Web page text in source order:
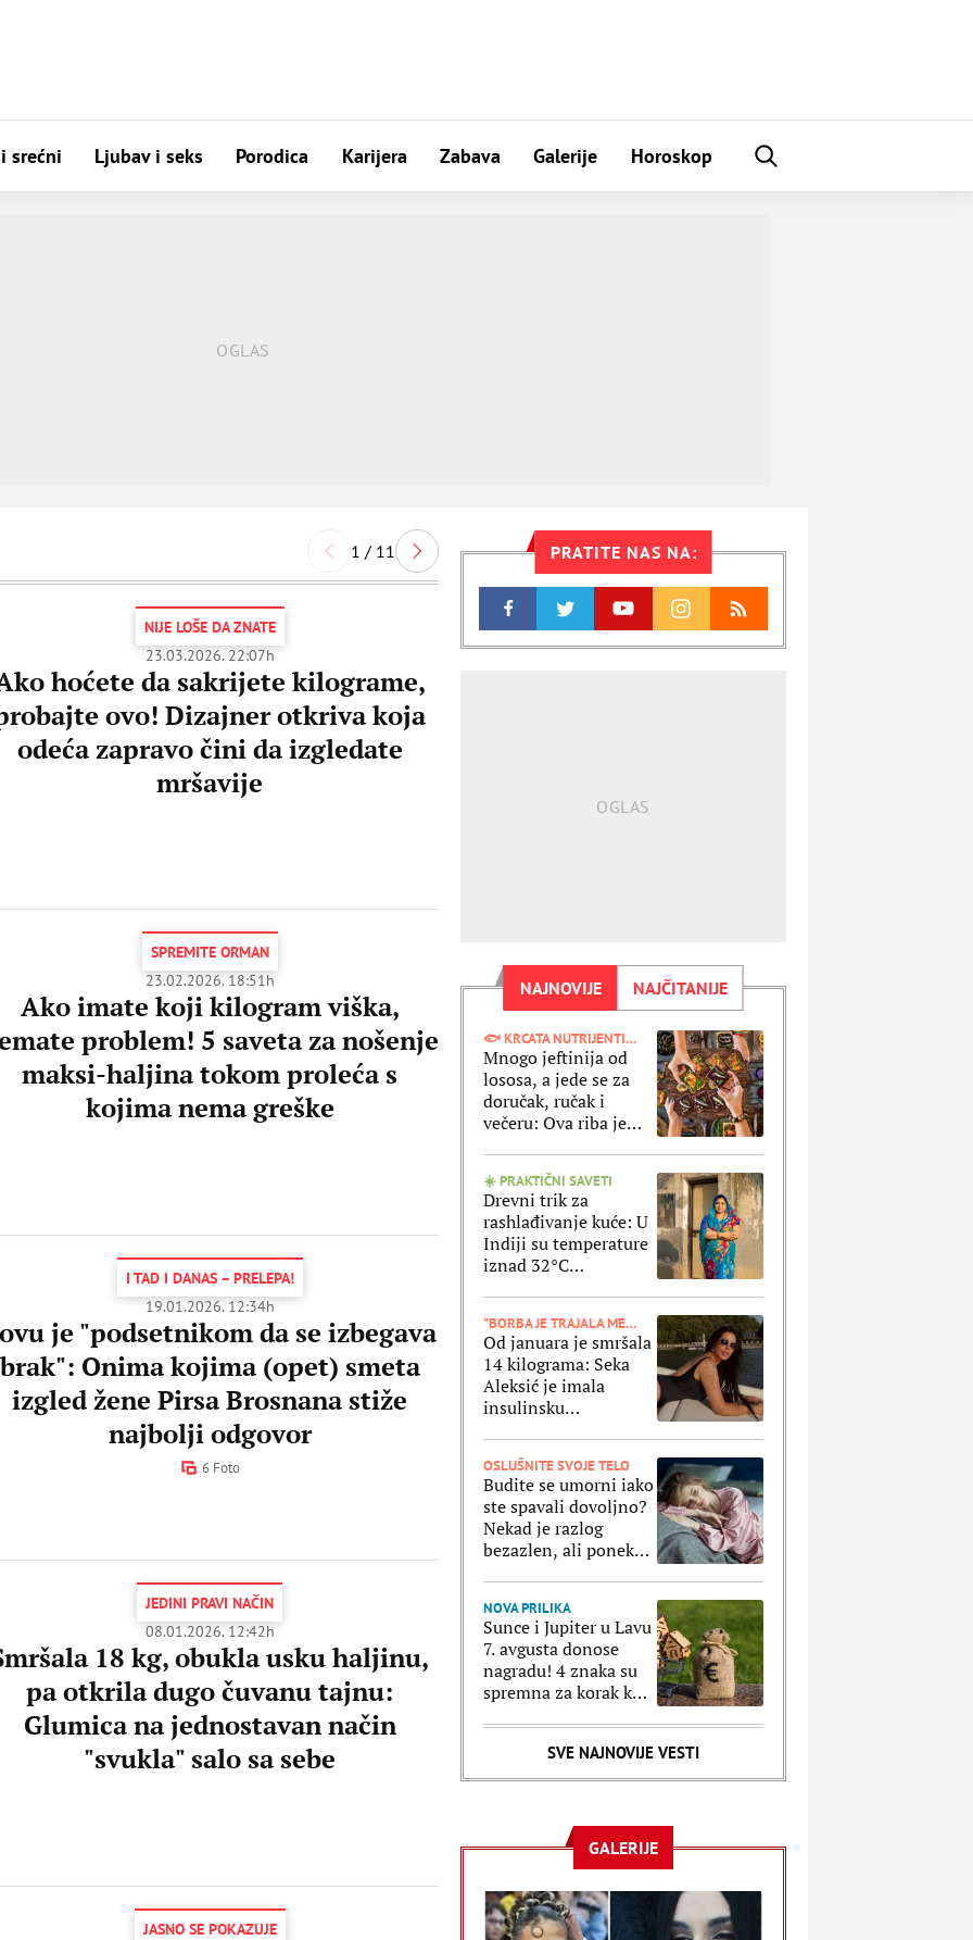
srećni Ljubav i seks Porodica Karijera Zabava Galerije Horoskop
1 / 11
NIJE LOŠE DA ZNATE
23.03.2026. 22:07h
hoćete da sakrijete kilograme,
ovo! Dizajner otkriva koja
odeća zapravo čini da izgledate
mršavije
SPREMITE ORMAN
23.02.2026. 18:51h
Ako imate koji kilogram viška,
problem! 5 saveta za nošenje
maksi-haljina tokom proleća s
kojima nema greške
I TAD I DANAS – PRELEPA!
19.01.2026. 12:34h
je "podsetnikom da se izbegava
brak": Onima kojima (opet) smeta
izgled žene Pirsa Brosnana stiže
najbolji odgovor
6 Foto
JEDINI PRAVI NAČIN
08.01.2026. 12:42h
18 kg, obukla usku haljinu,
pa otkrila dugo čuvanu tajnu:
Glumica na jednostavan način
"svukla" salo sa sebe
JASNO SE POKAZUJE
PRATITE NAS NA:
NAJNOVIJE NAJČITANIJE
🐟 KRCATA NUTRIJENTIMA
Mnogo jeftinija od
lososa, a jede se za
doručak, ručak i
večeru: Ova riba je
☀️ PRAKTIČNI SAVETI
Drevni trik za
rashlađivanje kuće: U
Indiji su temperature
iznad 32°C
vrele dane
"BORBA JE TRAJALA MESECIMA"
Od januara je smršala
14 kilograma: Seka
Aleksić je imala
insulinsku
OSLUŠNITE SVOJE TELO
Budite se umorni iako
ste spavali dovoljno?
Nekad je razlog
bezazlen, ali ponekad
NOVA PRILIKA
Sunce i Jupiter u Lavu
7. avgusta donose
nagradu! 4 znaka su
spremna za korak koji
SVE NAJNOVIJE VESTI
GALERIJE